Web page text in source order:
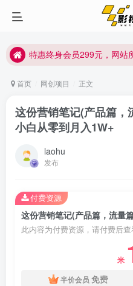
特惠终身会员299元，网
特惠终身会员299元，网站
首页 网创项目 正文
这份营销笔记(产品篇，
小白从零到月入1W+
laohu
发布
此内容为付费资源，请付费后查
米
半价会员 免费
付费资源